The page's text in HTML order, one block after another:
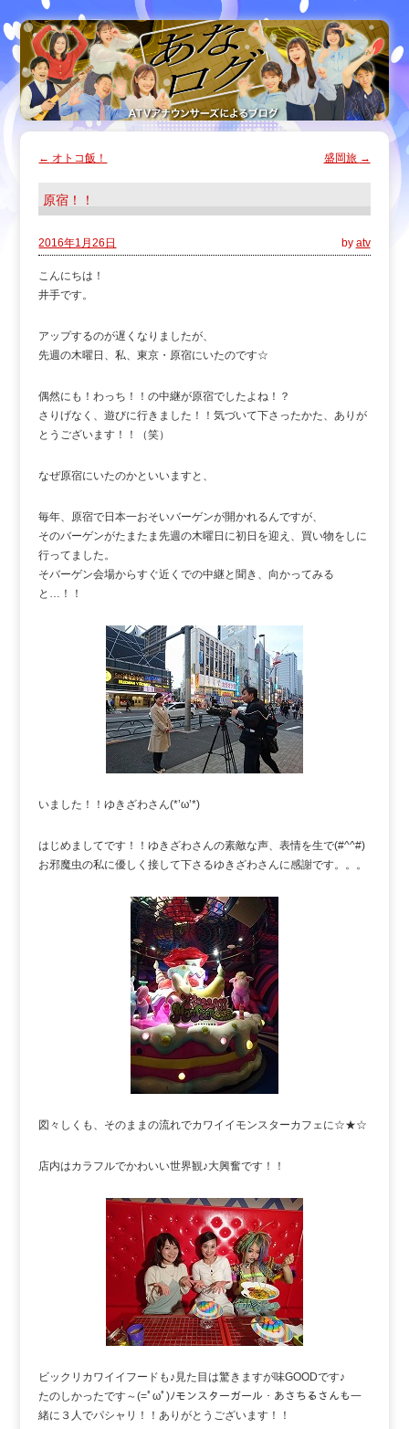
← オトコ飯！ 盛岡旅 →
原宿！！
2016年1月26日 by atv
こんにちは！
井手です。
アップするのが遅くなりましたが、
先週の木曜日、私、東京・原宿にいたのです☆
偶然にも！わっち！！の中継が原宿でしたよね！？
さりげなく、遊びに行きました！！気づいて下さったかた、ありが
とうございます！！（笑）
なぜ原宿にいたのかといいますと、
毎年、原宿で日本一おそいバーゲンが開かれるんですが、
そのバーゲンがたまたま先週の木曜日に初日を迎え、買い物をしに
行ってました。
そバーゲン会場からすぐ近くでの中継と聞き、向かってみる
と…！！
いました！！ゆきざわさん(*’ω’*)
はじめましてです！！ゆきざわさんの素敵な声、表情を生で(#^^#)
お邪魔虫の私に優しく接して下さるゆきざわさんに感謝です。。。
図々しくも、そのままの流れでカワイイモンスターカフェに☆★☆
店内はカラフルでかわいい世界観♪大興奮です！！
ビックリカワイイフードも♪見た目は驚きますが味GOODです♪
たのしかったです～(=ﾟωﾟ)ﾉモンスターガール・あさちるさんも一
緒に３人でパシャリ！！ありがとうございます！！